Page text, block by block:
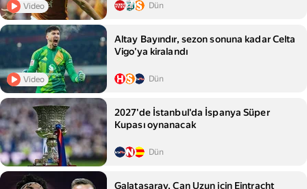
Video Dün
Video
Altay Bayındır, sezon sonuna kadar Celta
Vigo'ya kiralandı
Dün
2027'de İstanbul'da İspanya Süper
Kupası oynanacak
Dün
Galatasaray, Can Uzun için Eintracht